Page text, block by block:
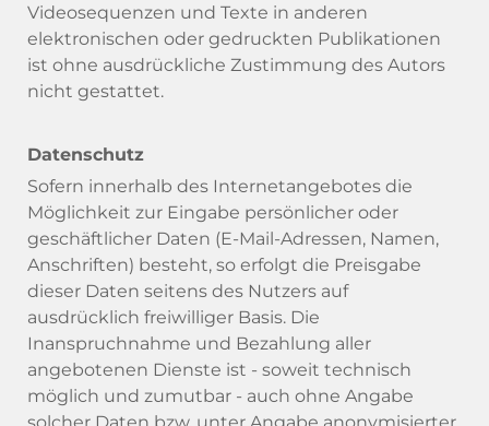
Videosequenzen und Texte in anderen
elektronischen oder gedruckten Publikationen
ist ohne ausdrückliche Zustimmung des Autors
nicht gestattet.
Datenschutz
Sofern innerhalb des Internetangebotes die
Möglichkeit zur Eingabe persönlicher oder
geschäftlicher Daten (E-Mail-Adressen, Namen,
Anschriften) besteht, so erfolgt die Preisgabe
dieser Daten seitens des Nutzers auf
ausdrücklich freiwilliger Basis. Die
Inanspruchnahme und Bezahlung aller
angebotenen Dienste ist - soweit technisch
möglich und zumutbar - auch ohne Angabe